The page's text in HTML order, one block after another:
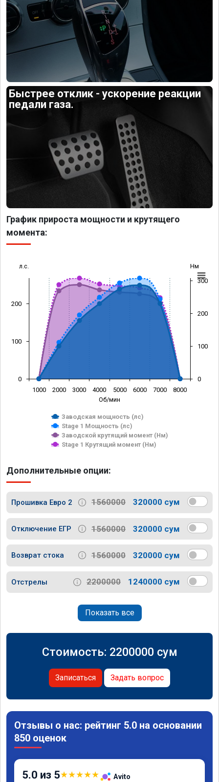
Быстрее отклик - ускорение реакции
педали газа.
График прироста мощности и крутящего
момента:
Об/мин
л.с. Нм
Заводская мощность (лс)
Stage 1 Мощность (лс)
Заводской крутящий момент (Нм)
Stage 1 Крутящий момент (Нм)
1000 2000 3000 4000 5000 6000 7000 8000
0
100
200
0
100
200
300
Дополнительные опции:
Прошивка Евро 2 1560000 320000 сум
Отключение ЕГР 1560000 320000 сум
Возврат стока 1560000 320000 сум
Отстрелы 2200000 1240000 сум
Показать все
Стоимость: 2200000 сум
Записаться Задать вопрос
Отзывы о нас: рейтинг 5.0 на основании
850 оценок
5.0 из 5★★★★★ Avito